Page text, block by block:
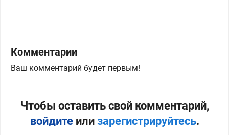
Комментарии
Ваш комментарий будет первым!
Чтобы оставить свой комментарий,
войдитеили зарегистрируйтесь.